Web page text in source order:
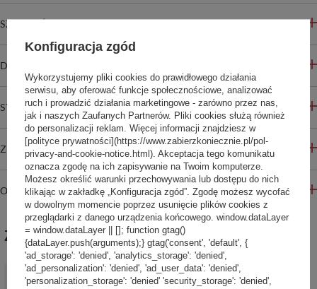
SZCZEGÓŁOWE INFORMACJE
DO POBRANIA
STREFA REKOMENDACJI
ZADAJ PYTANIE
OPINIE
ZABIERZ JESZCZE :)
OKAZJA
Ręcznik szybkoschnący dwustronny Dr.Bacty XL 70x140 – Art
Konfiguracja zgód
Wykorzystujemy pliki cookies do prawidłowego działania
serwisu, aby oferować funkcje społecznościowe, analizować
ruch i prowadzić działania marketingowe - zarówno przez nas,
jak i naszych Zaufanych Partnerów. Pliki cookies służą również
do personalizacji reklam. Więcej informacji znajdziesz w
[polityce prywatności](https://www.zabierzkoniecznie.pl/pol-
privacy-and-cookie-notice.html). Akceptacja tego komunikatu
oznacza zgodę na ich zapisywanie na Twoim komputerze.
Możesz określić warunki przechowywania lub dostępu do nich
klikając w zakładkę „Konfiguracja zgód”. Zgodę możesz wycofać
w dowolnym momencie poprzez usunięcie plików cookies z
przeglądarki z danego urządzenia końcowego. window.dataLayer
= window.dataLayer || []; function gtag()
{dataLayer.push(arguments);} gtag('consent', 'default', {
'ad_storage': 'denied', 'analytics_storage': 'denied',
'ad_personalization': 'denied', 'ad_user_data': 'denied',
'personalization_storage': 'denied' 'security_storage': 'denied',